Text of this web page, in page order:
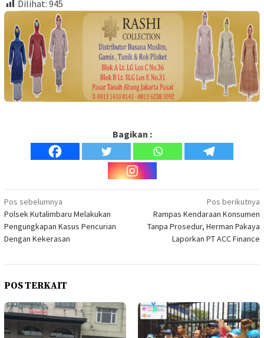
Dilihat: 945
Bagikan :
Navigasi
pos
Pos sebelumnya
Polsek Kutalimbaru Melakukan
Pengungkapan Kasus Pencurian
Dengan Kekerasan
Pos berikutnya
Rampas Kendaraan Konsumen
Tanpa Prosedur, Herman Pakaya
Laporkan PT ACC Finance
POS TERKAIT